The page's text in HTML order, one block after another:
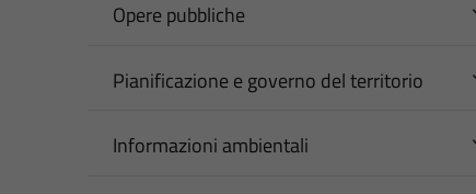
Opere pubbliche
Pianificazione e governo del territorio
Informazioni ambientali